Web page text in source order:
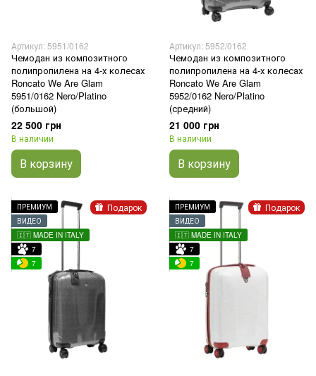
Артикул: 5951/0162
Чемодан из композитного
полипропилена на 4-х колесах
Roncato We Are Glam
5951/0162 Nero/Platino
(большой)
22 500 грн
В наличии
В корзину
Артикул: 5952/0162
Чемодан из композитного
полипропилена на 4-х колесах
Roncato We Are Glam
5952/0162 Nero/Platino
(средний)
21 000 грн
В наличии
В корзину
Подарок
ПРЕМИУМ
ВИДЕО
🇮🇹 MADE IN ITALY
7
7
Подарок
ПРЕМИУМ
ВИДЕО
🇮🇹 MADE IN ITALY
7
7